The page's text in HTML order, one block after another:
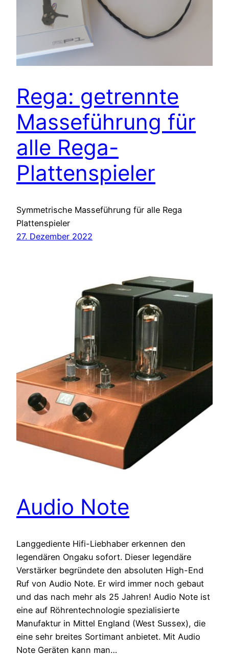
Rega: getrennte
Masseführung für
alle Rega-
Plattenspieler
Symmetrische Masseführung für alle Rega
Plattenspieler
27. Dezember 2022
Audio Note
Langgediente Hifi-Liebhaber erkennen den
legendären Ongaku sofort. Dieser legendäre
Verstärker begründete den absoluten High-End
Ruf von Audio Note. Er wird immer noch gebaut
und das nach mehr als 25 Jahren! Audio Note ist
eine auf Röhrentechnologie spezialisierte
Manufaktur in Mittel England (West Sussex), die
eine sehr breites Sortimant anbietet. Mit Audio
Note Geräten kann man…